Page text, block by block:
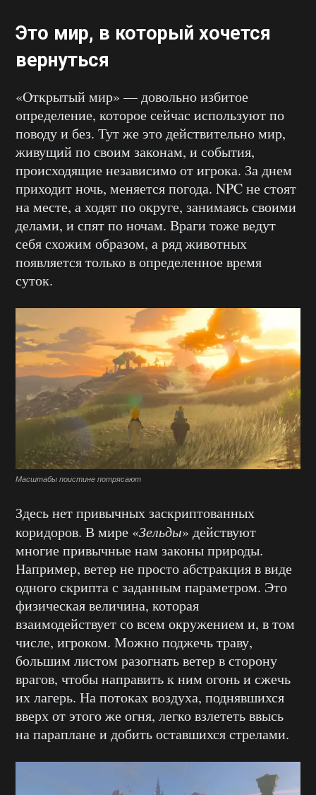
Это мир, в который хочется
вернуться
«Открытый мир» — довольно избитое
определение, которое сейчас используют по
поводу и без. Тут же это действительно мир,
живущий по своим законам, и события,
происходящие независимо от игрока. За днем
приходит ночь, меняется погода. NPC не стоят
на месте, а ходят по округе, занимаясь своими
делами, и спят по ночам. Враги тоже ведут
себя схожим образом, а ряд животных
появляется только в определенное время
суток.
Масштабы поистине потрясают
Здесь нет привычных заскриптованных
коридоров. В мире «Зельды» действуют
многие привычные нам законы природы.
Например, ветер не просто абстракция в виде
одного скрипта с заданным параметром. Это
физическая величина, которая
взаимодействует со всем окружением и, в том
числе, игроком. Можно поджечь траву,
большим листом разогнать ветер в сторону
врагов, чтобы направить к ним огонь и сжечь
их лагерь. На потоках воздуха, поднявшихся
вверх от этого же огня, легко взлететь ввысь
на параплане и добить оставшихся стрелами.